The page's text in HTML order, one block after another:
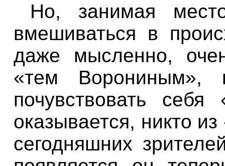
Но, занимая
вмешиваться в
даже мысленно,
«тем Ворониным»,
почувствовать
оказывается, никто
сегодняшних